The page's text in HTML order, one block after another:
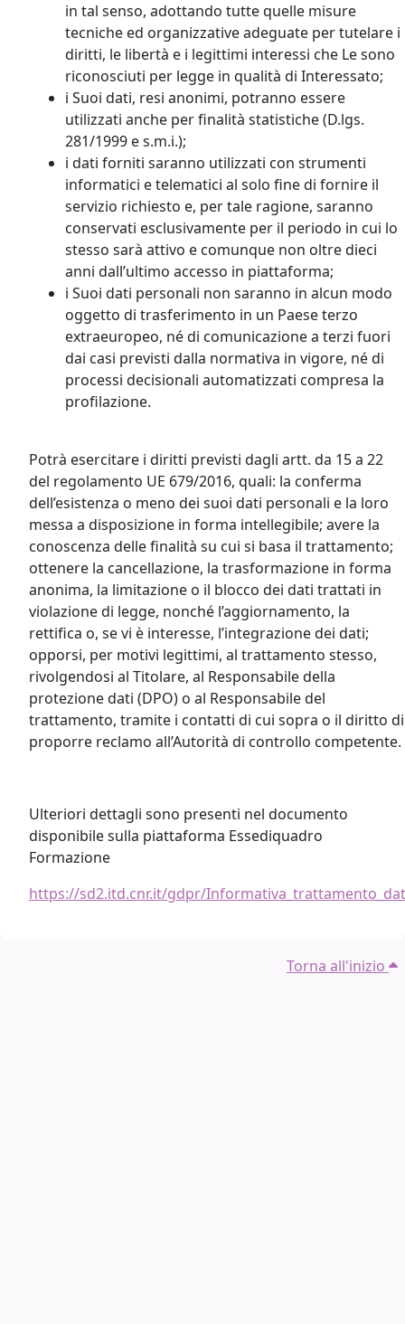
in tal senso, adottando tutte quelle misure
tecniche ed organizzative adeguate per tutelare i
diritti, le libertà e i legittimi interessi che Le sono
riconosciuti per legge in qualità di Interessato;
i Suoi dati, resi anonimi, potranno essere
utilizzati anche per finalità statistiche (D.lgs.
281/1999 e s.m.i.);
i dati forniti saranno utilizzati con strumenti
informatici e telematici al solo fine di fornire il
servizio richiesto e, per tale ragione, saranno
conservati esclusivamente per il periodo in cui lo
stesso sarà attivo e comunque non oltre dieci
anni dall’ultimo accesso in piattaforma;
i Suoi dati personali non saranno in alcun modo
oggetto di trasferimento in un Paese terzo
extraeuropeo, né di comunicazione a terzi fuori
dai casi previsti dalla normativa in vigore, né di
processi decisionali automatizzati compresa la
profilazione.
Potrà esercitare i diritti previsti dagli artt. da 15 a 22
del regolamento UE 679/2016, quali: la conferma
dell’esistenza o meno dei suoi dati personali e la loro
messa a disposizione in forma intellegibile; avere la
conoscenza delle finalità su cui si basa il trattamento;
ottenere la cancellazione, la trasformazione in forma
anonima, la limitazione o il blocco dei dati trattati in
violazione di legge, nonché l’aggiornamento, la
rettifica o, se vi è interesse, l’integrazione dei dati;
opporsi, per motivi legittimi, al trattamento stesso,
rivolgendosi al Titolare, al Responsabile della
protezione dati (DPO) o al Responsabile del
trattamento, tramite i contatti di cui sopra o il diritto di
proporre reclamo all’Autorità di controllo competente.
Ulteriori dettagli sono presenti nel documento
disponibile sulla piattaforma Essediquadro
Formazione
https://sd2.itd.cnr.it/gdpr/
Torna all'inizio